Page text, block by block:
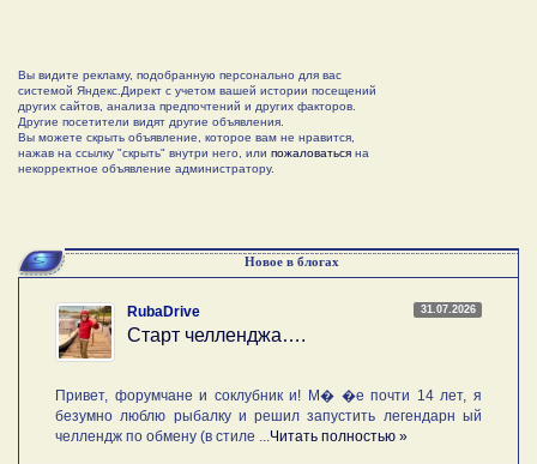
Вы видите рекламу, подобранную персонально для вас
системой Яндекс.Директ с учетом вашей истории посещений
других сайтов, анализа предпочтений и других факторов.
Другие посетители видят другие объявления.
Вы можете скрыть объявление, которое вам не нравится,
нажав на ссылку "скрыть" внутри него, или пожаловаться на
некорректное объявление администратору.
Новое в блогах
31.07.2026
RubaDrive
Старт челленджа….
Привет, форумчане и соклубник и! М� �е почти 14 лет, я
безумно люблю рыбалку и решил запустить легендарн ый
челлендж по обмену (в стиле ... Читать полностью »